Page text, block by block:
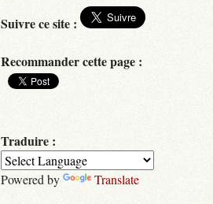
Suivre ce site :
Recommander cette page :
Traduire :
Powered by Translate